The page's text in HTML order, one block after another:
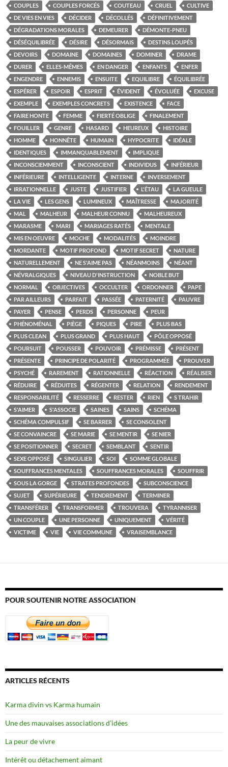
COUPLES COUPLES FORCÉS COUTEAU CRUEL
CULTIVE
DE VIES EN VIES
DÉCIDER DÉCOLLÉS
DÉFINITIVEMENT
DÉGRADATIONS MORALES
DEMEURER
DÉMONTE-PNEU
DÉSÉQUILIBRÉE
DÉSIRE DÉSORMAIS
DESTINS LOUPÉS
DEVOIRS
DOMAINE DOMAINES DOMINER
DRAME
DURER
ELLES-MÊMES EN DANGER ENFANTS
ENFER
ENGENDRE
ENNEMIS ENSUITE EQUILIBRE
ÉQUILIBRÉE
ESPÉRER
ESPOIR ESPRIT ÉVIDENT ÉVOLUÉE
EXCUSE
EXEMPLE
EXEMPLES CONCRETS EXISTENCE
FACE
FAIRE HONTE
FEMME FIERTÉ OBLIGE
FINALEMENT
FOUILLER
GENRE HASARD HEUREUX
HISTOIRE
HOMME
HONNÊTE HUMAIN HYPOCRITE
IDÉALE
IDENTIQUES
IMMANQUABLEMENT
IMPLIQUE
INCONSCIEMMENT
INCONSCIENT INDIVIDUS
INFÉRIEUR
INFÉRIEURE
INTELLIGENTE INTERNE
INVERSEMENT
IRRATIONNELLE
JUSTE JUSTIFIER L'ÉTAU
LA GUEULE
LA VIE
LES GENS LUMINEUX MAÎTRESSE
MAJORITÉ
MAL
MALHEUR MALHEUR CONNU
MALHEUREUX
MARASME
MARI MARIAGES RATÉS
MENTALE
MIS EN OEUVRE
MOCHE MODALITÉS
MOINDRE
MORDANTE
MOTIF PROFOND MOTIF SECRET
NATURE
NATURELLEMENT
NE S'AIME PAS NÉANMOINS
NÉANT
NÉVRALGIQUES
NIVEAU D'INSTRUCTION
NOBLE BUT
NORMAL
OBJECTIVES OCCULTER ORDONNER
PAPE
PAR AILLEURS
PARFAIT PASSÉE PATERNITÉ
PAUVRE
PAYER
PENSE PERDS PERSONNE
PEUR
PHÉNOMÉNAL
PIÈGE PIQUES PIRE
PLUS BAS
PLUS CLEAN
PLUS GRAND PLUS HAUT
PÔLE OPPOSÉ
POURSUIT
POUSSER POUVOIR PRÉMISSE
PRÉSENT
PRÉSENTE
PRINCIPE DE POLARITÉ PROGRAMMÉE
PROUVER
PSYCHÉ
RAREMENT RATIONNELLE RÉACTION
RÉALISER
RÉDUIRE
RÉDUITES RÉGENTER RELATION
RENDEMENT
RESPONSABILITÉ
RESSERRE RESTER RIEN
S TRAHIR
S'AIMER
S'ASSOCIE SAINES SAINS
SCHÉMA
SCHÉMA COMPULSIF
SE BARRER
SE CONSOLENT
SE CONVAINCRE
SE MARIE SE MENTIR
SE NIER
SE POSITIONNER
SECRET SEMBLANT
SENTIR
SEXE OPPOSÉ
SINGULIER SOI
SOMME GLOBALE
SOUFFRANCES MENTALES
SOUFFRANCES MORALES
SOUFFRIR
SOUS LA GORGE
STRATES PROFONDES
SUBCONSCIENCE
SUJET
SUPÉRIEURE TENDREMENT
TERMINER
TRANSFÉRER
TRANSFORMER TROUVERA
TYRANNISER
UN COUPLE
UNE PERSONNE UNIQUEMENT
VÉRITÉ
VICTIME
VIE VIE COMMUNE VRAISEMBLANCE
POUR SOUTENIR NOTRE ASSOCIATION
ARTICLES RÉCENTS
Karma divin vs Karma humain
Une des mauvaises associations d’idées
La peur de vivre
Intérêt ou détachement aimant